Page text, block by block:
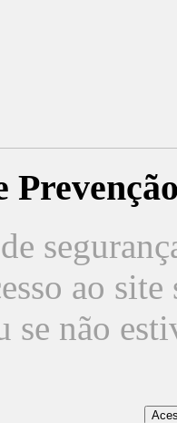
ao
se não